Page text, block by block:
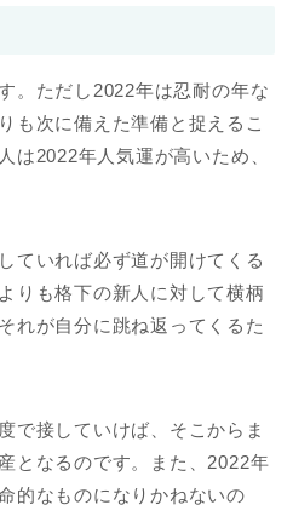
。ただし2022年は忍耐の年な
も次に備えた準備と捉えるこ
は2022年人気運が高いため、
ていれば必ず道が開けてくる
りも格下の新人に対して横柄
れが自分に跳ね返ってくるた
で接していけば、そこからま
となるのです。また、2022年
的なものになりかねないの